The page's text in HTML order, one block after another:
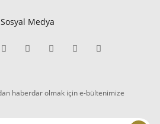
Sosyal Medya
haberdar olmak için e-bültenimize